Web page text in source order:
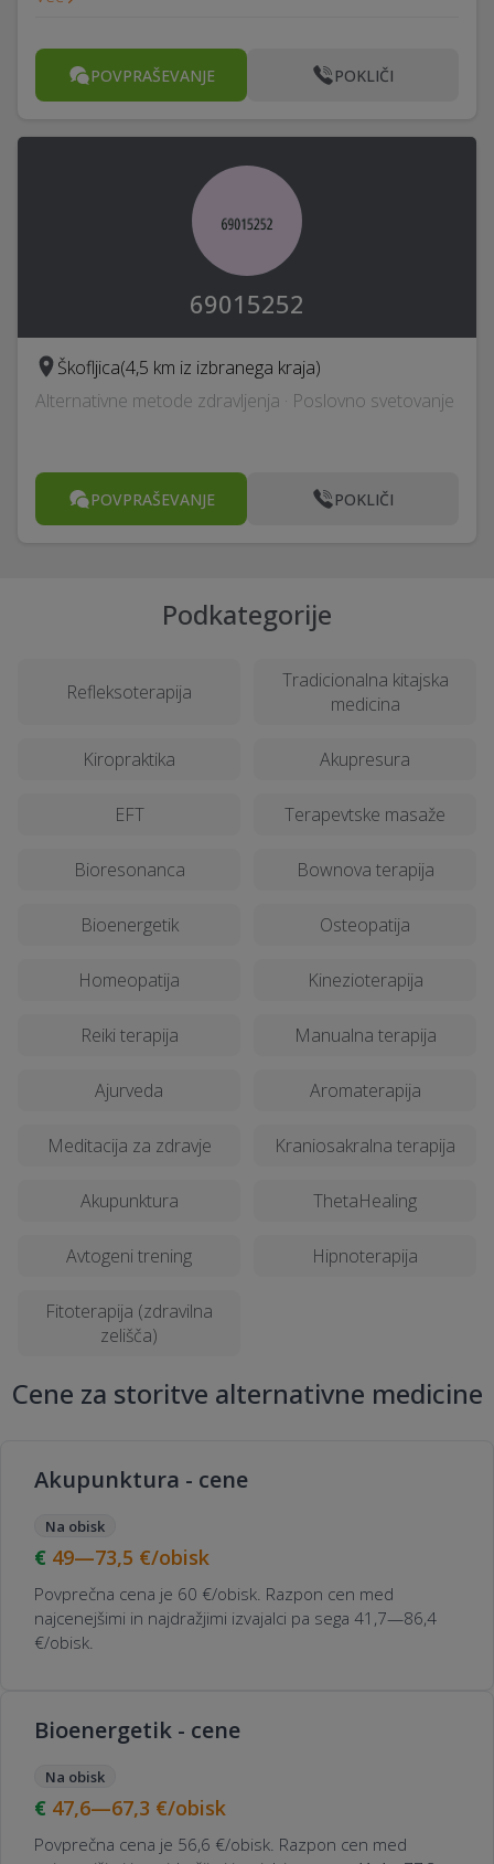
POVPRAŠEVANJE POKLIČI
69015252
Škofljica(4,5 km iz izbranega kraja)
Alternativne metode zdravljenja · Poslovno svetovanje
POVPRAŠEVANJE POKLIČI
Podkategorije
Refleksoterapija
Tradicionalna kitajska
medicina
Kiropraktika Akupresura
EFT Terapevtske masaže
Bioresonanca Bownova terapija
Bioenergetik Osteopatija
Homeopatija Kinezioterapija
Reiki terapija Manualna terapija
Ajurveda Aromaterapija
Meditacija za zdravje Kraniosakralna terapija
Akupunktura ThetaHealing
Avtogeni trening Hipnoterapija
Fitoterapija (zdravilna
zelišča)
Cene za storitve alternativne medicine
Akupunktura - cene
Na obisk
49—73,5 €/obisk
Povprečna cena je 60 €/obisk. Razpon cen med
najcenejšimi in najdražjimi izvajalci pa sega 41,7—86,4
€/obisk.
Bioenergetik - cene
Na obisk
47,6—67,3 €/obisk
Povprečna cena je 56,6 €/obisk. Razpon cen med